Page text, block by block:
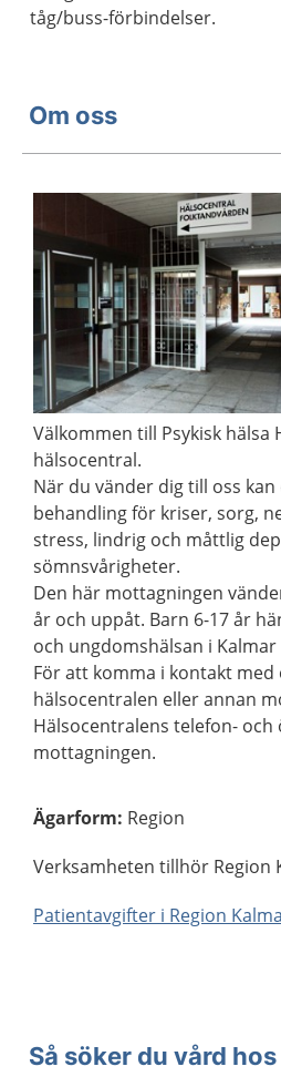
tåg/buss-förbindelser.
Om oss
Välkommen till Psykisk hälsa
hälsocentral.
När du vänder dig till oss
behandling för kriser, sorg,
stress, lindrig och måttlig
sömnsvårigheter.
Den här mottagningen
år och uppåt. Barn 6-17 år
och ungdomshälsan i
För att komma i kontakt med
hälsocentralen eller annan
Hälsocentralens telefon-
mottagningen.
Ägarform: Region
Verksamheten tillhör Region
Patientavgifter i Region
Så söker du vård